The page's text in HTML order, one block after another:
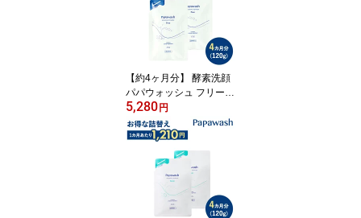
荒れ 酵素洗顔料 毛穴汚
れ 泡洗顔 敏感肌 乾燥肌
詰め替え
【約4ヶ月分】 酵素洗顔
パパウォッシュ フリー
詰め替え 2袋組 ｜ ESS p
apawash 酵素 酵素洗顔
パウダー 毛穴 黒ずみ 角
質 角栓 除去 保湿 ニキビ
パパイン酵素 肌荒れ 酵
素洗顔料 パパウォッシュ
フリー 毛穴汚れ 泡洗顔
敏感肌 乾燥肌 ボトル
5,280円